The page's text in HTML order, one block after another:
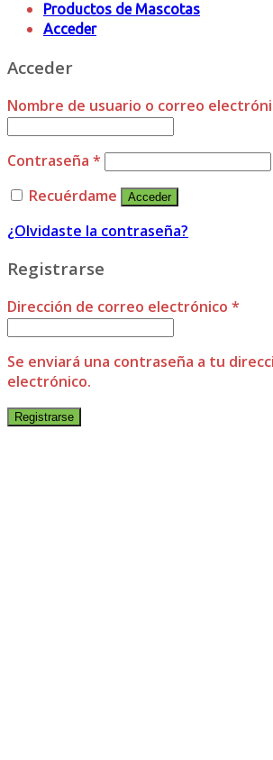
Productos de Mascotas
Acceder
Acceder
Nombre de usuario o correo
Contraseña *
Recuérdame
Acceder
¿Olvidaste la contraseña?
Registrarse
Dirección de correo electrónico *
Se enviará una contraseña a tu
electrónico.
Registrarse